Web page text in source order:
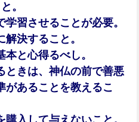
。
習させることが必要。
決すること。
と心得るべし。
ときは、神仏の前で善悪
があることを教えるこ